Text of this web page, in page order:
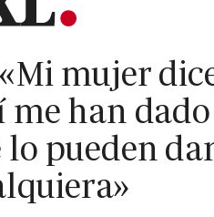
mujer
me han dado
lo pueden